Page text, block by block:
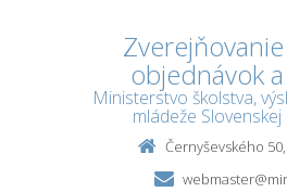
objednávok
Ministerstvo školstva,
mládeže
Černyševského